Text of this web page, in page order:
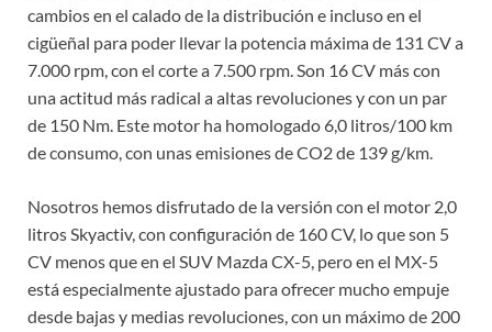
cambios en el calado de la distribución e incluso en el
cigüeñal para poder llevar la potencia máxima de 131 CV a
7.000 rpm, con el corte a 7.500 rpm. Son 16 CV más con
una actitud más radical a altas revoluciones y con un par
de 150 Nm. Este motor ha homologado 6,0 litros/100 km
de consumo, con unas emisiones de CO2 de 139 g/km.
Nosotros hemos disfrutado de la versión con el motor 2,0
litros Skyactiv, con configuración de 160 CV, lo que son 5
CV menos que en el SUV Mazda CX-5, pero en el MX-5
está especialmente ajustado para ofrecer mucho empuje
desde bajas y medias revoluciones, con un máximo de 200